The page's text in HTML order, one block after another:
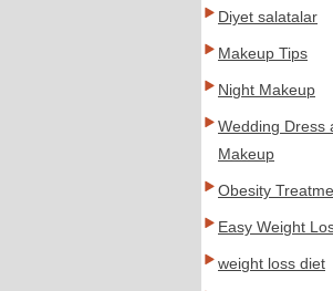
Diyet salatalar
Makeup Tips
Night Makeup
Wedding Dress
Makeup
Obesity
Easy Weight
weight loss diet